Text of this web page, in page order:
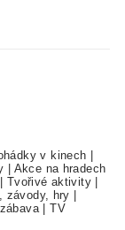
v kinech
Akce na hradech
Tvořivé aktivity
závody, hry
|TV